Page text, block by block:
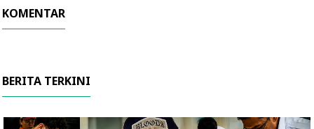
KOMENTAR
BERITA TERKINI